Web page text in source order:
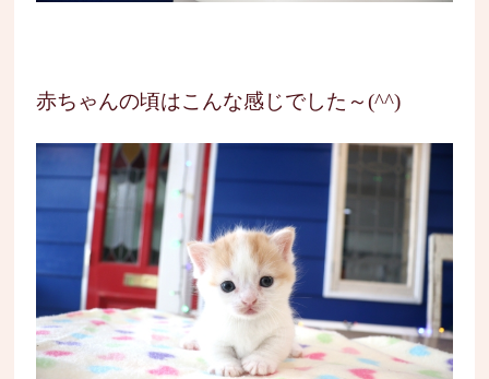
赤ちゃんの頃はこんな感じでした～(^^)